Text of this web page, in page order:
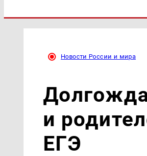
Новости России и мира
и
ЕГЭ